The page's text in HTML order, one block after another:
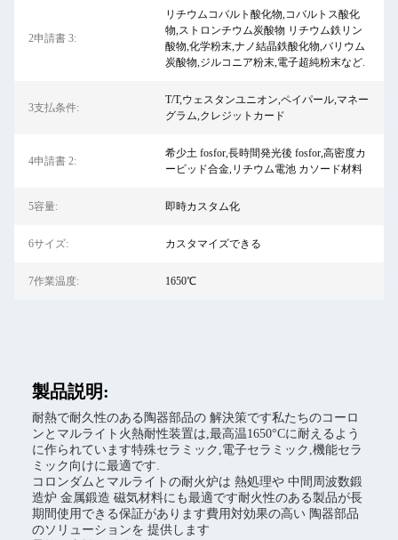
2申請書 3:
リチウムコバルト酸化物,コバルトス酸化
物,ストロンチウム炭酸物 リチウム鉄リン
酸物,化学粉末,ナノ結晶鉄酸化物,バリウム
炭酸物,ジルコニア粉末,電子超純粉末など.
3支払条件:
T/T,ウェスタンユニオン,ペイパール,マネー
グラム,クレジットカード
4申請書 2:
希少土 fosfor,長時間発光後 fosfor,高密度カ
ービッド合金,リチウム電池 カソード材料
5容量: 即時カスタム化
6サイズ: カスタマイズできる
7作業温度: 1650℃
製品説明:
耐熱で耐久性のある陶器部品の 解決策です私たちのコーロ
ンとマルライト火熱耐性装置は,最高温1650°Cに耐えるよう
に作られています特殊セラミック,電子セラミック,機能セラ
ミック向けに最適です.
コロンダムとマルライトの耐火炉は 熱処理や 中間周波数鍛
造炉 金属鍛造 磁気材料にも最適です耐火性のある製品が長
期間使用できる保証があります費用対効果の高い 陶器部品
のソリューションを 提供します